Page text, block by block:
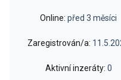
Online: před 3 měsíci
Zaregistrován/a:
Aktivní inzeráty: 0